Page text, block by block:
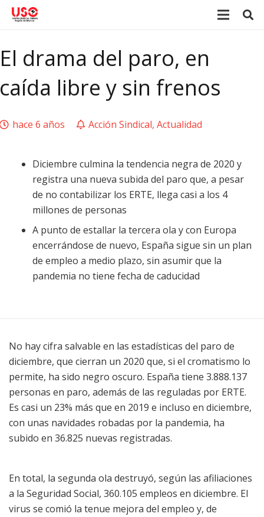
El drama del paro, en
caída libre y sin frenos
hace 6 años Acción Sindical, Actualidad
Diciembre culmina la tendencia negra de 2020 y
registra una nueva subida del paro que, a pesar
de no contabilizar los ERTE, llega casi a los 4
millones de personas
A punto de estallar la tercera ola y con Europa
encerrándose de nuevo, España sigue sin un plan
de empleo a medio plazo, sin asumir que la
pandemia no tiene fecha de caducidad
No hay cifra salvable en las estadísticas del paro de
diciembre, que cierran un 2020 que, si el cromatismo lo
permite, ha sido negro oscuro. España tiene 3.888.137
personas en paro, además de las reguladas por ERTE.
Es casi un 23% más que en 2019 e incluso en diciembre,
con unas navidades robadas por la pandemia, ha
subido en 36.825 nuevas registradas.
En total, la segunda ola destruyó, según las afiliaciones
a la Seguridad Social, 360.105 empleos en diciembre. El
virus se comió la tenue mejora del empleo y, de